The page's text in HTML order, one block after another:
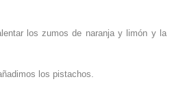
los zumos de naranja y limón y la
los pistachos.